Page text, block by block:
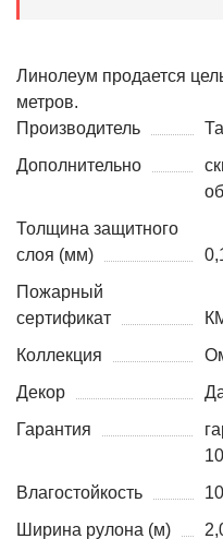
Линолеум продается
метров.
Производитель
Дополнительно
Толщина защитного
слоя (мм)
Пожарный
сертификат
Коллекция
Декор
Гарантия
Влагостойкость
Ширина рулона (м)